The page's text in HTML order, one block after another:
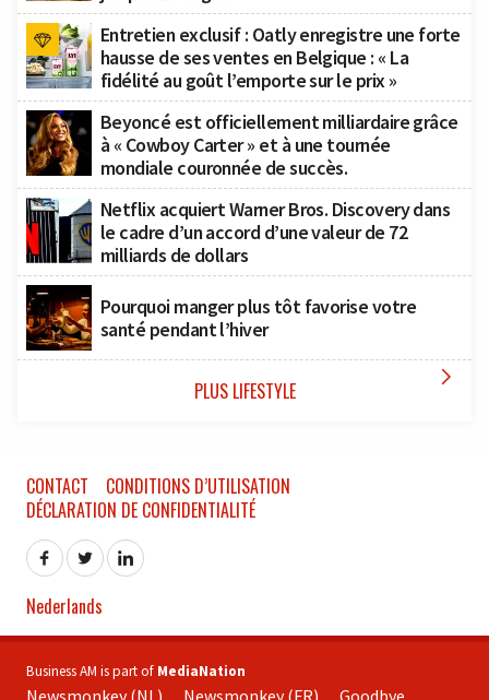
Entretien exclusif : Oatly enregistre une forte
hausse de ses ventes en Belgique : « La
fidélité au goût l’emporte sur le prix »
Beyoncé est officiellement milliardaire grâce
à « Cowboy Carter » et à une tournée
mondiale couronnée de succès.
Netflix acquiert Warner Bros. Discovery dans
le cadre d’un accord d’une valeur de 72
milliards de dollars
Pourquoi manger plus tôt favorise votre
santé pendant l’hiver
PLUS LIFESTYLE 
CONTACT
CONDITIONS D’UTILISATION
DÉCLARATION DE CONFIDENTIALITÉ
Nederlands
Business AM is part of MediaNation